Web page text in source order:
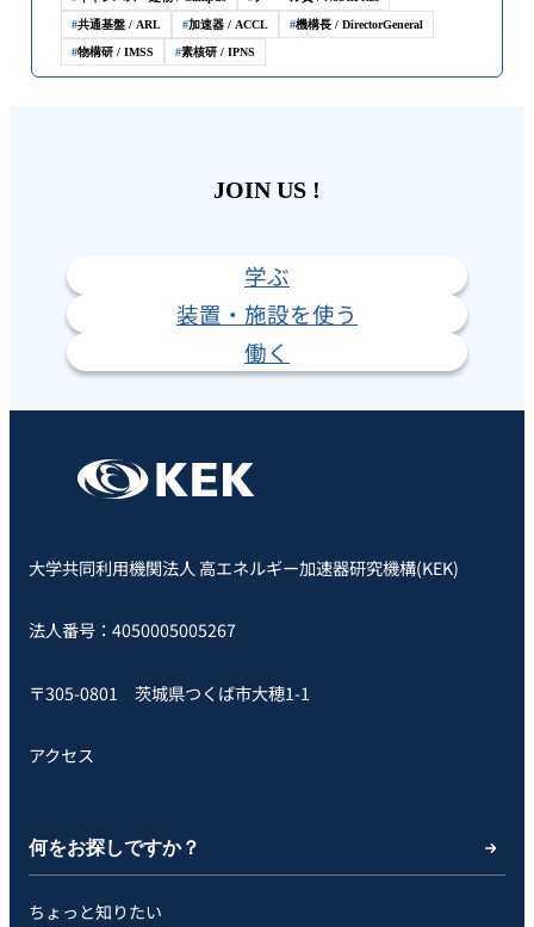
共通基盤 / ARL 加速器 / ACCL 機構長 / DirectorGeneral
物構研 / IMSS 素核研 / IPNS
JOIN US !
学ぶ
装置・施設を使う
働く
大学共同利用機関法人 高エネルギー加速器研究機構(KEK)
法人番号：4050005005267
〒305-0801 茨城県つくば市大穂1-1
アクセス
何をお探しですか？
ちょっと知りたい